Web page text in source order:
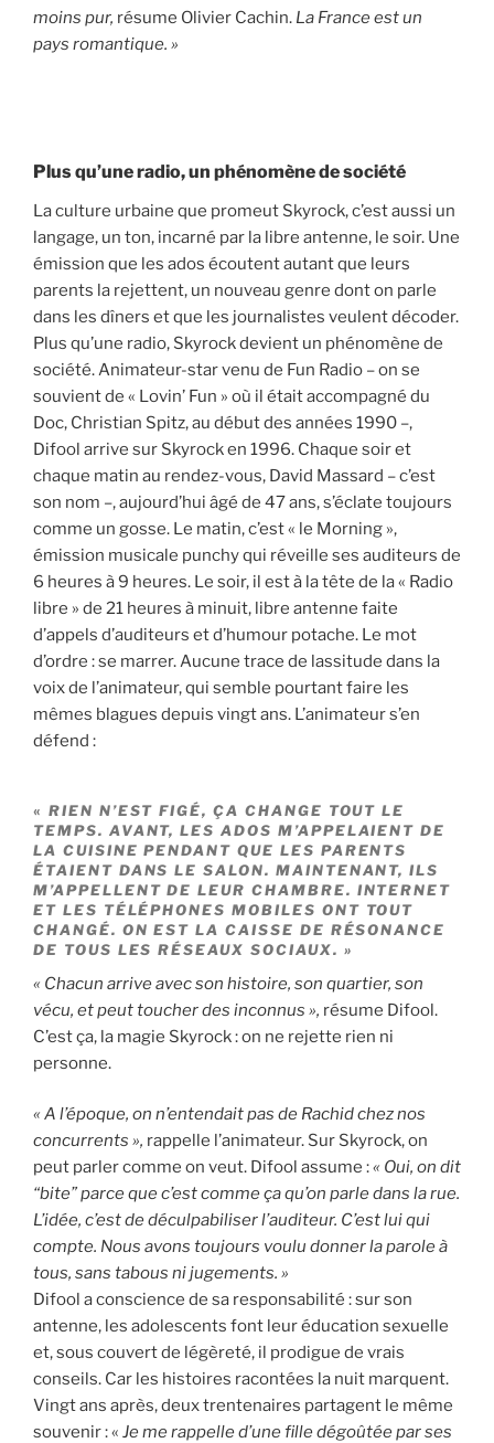
moins pur, résume Olivier Cachin. La France est un
pays romantique. »
Plus qu’une radio, un phénomène de société
La culture urbaine que promeut Skyrock, c’est aussi un
langage, un ton, incarné par la libre antenne, le soir. Une
émission que les ados écoutent autant que leurs
parents la rejettent, un nouveau genre dont on parle
dans les dîners et que les journalistes veulent décoder.
Plus qu’une radio, Skyrock devient un phénomène de
société. Animateur-star venu de Fun Radio – on se
souvient de « Lovin’ Fun » où il était accompagné du
Doc, Christian Spitz, au début des années 1990 –,
Difool arrive sur Skyrock en 1996. Chaque soir et
chaque matin au rendez-vous, David Massard – c’est
son nom –, aujourd’hui âgé de 47 ans, s’éclate toujours
comme un gosse. Le matin, c’est « le Morning »,
émission musicale punchy qui réveille ses auditeurs de
6 heures à 9 heures. Le soir, il est à la tête de la « Radio
libre » de 21 heures à minuit, libre antenne faite
d’appels d’auditeurs et d’humour potache. Le mot
d’ordre : se marrer. Aucune trace de lassitude dans la
voix de l’animateur, qui semble pourtant faire les
mêmes blagues depuis vingt ans. L’animateur s’en
défend :
« RIEN N’EST FIGÉ, ÇA CHANGE TOUT LE
TEMPS. AVANT, LES ADOS M’APPELAIENT DE
LA CUISINE PENDANT QUE LES PARENTS
ÉTAIENT DANS LE SALON. MAINTENANT, ILS
M’APPELLENT DE LEUR CHAMBRE. INTERNET
ET LES TÉLÉPHONES MOBILES ONT TOUT
CHANGÉ. ON EST LA CAISSE DE RÉSONANCE
DE TOUS LES RÉSEAUX SOCIAUX. »
« Chacun arrive avec son histoire, son quartier, son
vécu, et peut toucher des inconnus », résume Difool.
C’est ça, la magie Skyrock : on ne rejette rien ni
personne.
« A l’époque, on n’entendait pas de Rachid chez nos
concurrents », rappelle l’animateur. Sur Skyrock, on
peut parler comme on veut. Difool assume :« Oui, on dit
“bite” parce que c’est comme ça qu’on parle dans la rue.
L’idée, c’est de déculpabiliser l’auditeur. C’est lui qui
compte. Nous avons toujours voulu donner la parole à
tous, sans tabous ni jugements. »
Difool a conscience de sa responsabilité : sur son
antenne, les adolescents font leur éducation sexuelle
et, sous couvert de légèreté, il prodigue de vrais
conseils. Car les histoires racontées la nuit marquent.
Vingt ans après, deux trentenaires partagent le même
souvenir : « Je me rappelle d’une fille dégoûtée par ses